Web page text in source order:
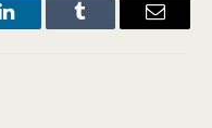
LinkedInTumblr Email